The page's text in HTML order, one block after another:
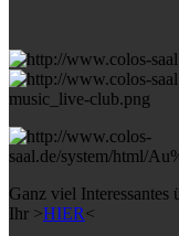
Ganz viel Interessantes
Ihr >HIER<